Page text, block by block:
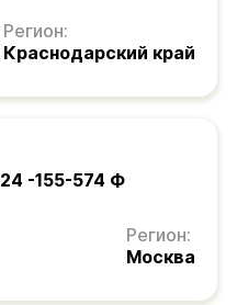
Регион:
Краснодарский край
-155-574 Ф
Регион:
Москва